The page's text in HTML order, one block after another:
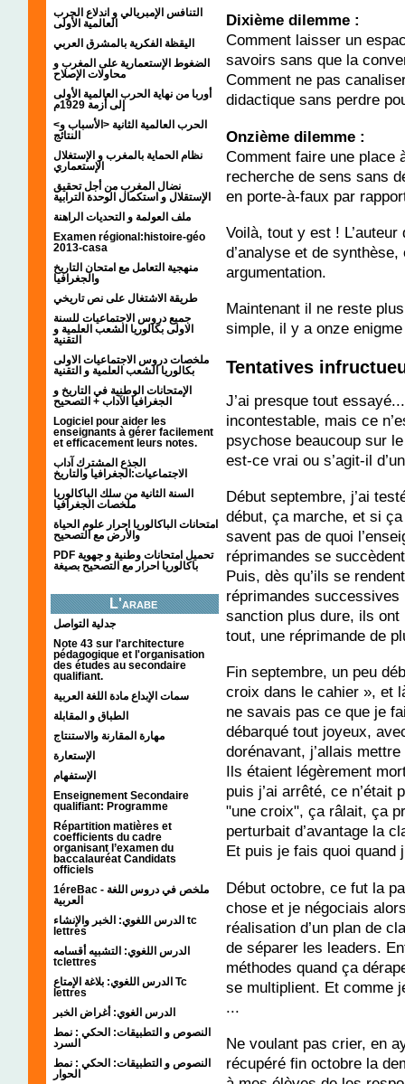
التنافس الإمبريالي و اندلاع الحرب
العالمية الأولى
اليقظة الفكرية بالمشرق العربي
الضغوط الإستعمارية على المغرب و
محاولات الإصلاح
أوربا من نهاية الحرب العالمية الأولى
إلى أزمة 1929م
<الحرب العالمية الثانية <الأسباب و
النتائج
نظام الحماية بالمغرب و الإستغلال
الإستعماري
نضال المغرب من أجل تحقيق
الإستقلال و استكمال الوحدة الترابية
ملف العولمة و التحديات الراهنة
Examen régional:histoire-géo
2013-casa
منهجية التعامل مع امتحان التاريخ
والجغرافيا
طريقة الاشتغال على نص تاريخي
جميع دروس الاجتماعيات للسنة
الاولى بكالوريا الشعب العلمية و
التقنية
ملخصات دروس الاجتماعيات الاولى
بكالوريا الشعب العلمية و التقنية
الإمتحانات الوطنية في التاريخ و
الجغرافيا الآداب + التصحيح
Logiciel pour aider les
enseignants à gérer facilement
et efficacement leurs notes.
الجذع المشترك آداب
الاجتماعيات:الجغرافيا والتاريخ
السنة الثانية من سلك الباكالوريا
ملخصات الجغرافيا
امتحانات الباكالوريا احرار علوم الحياة
والأرض مع التصحيح
PDF تحميل امتحانات وطنية و جهوية
باكالوريا احرار مع التصحيح بصيغة
L'arabe
جدلية التواصل
Note 43 sur l'architecture
pédagogique et l'organisation
des études au secondaire
qualifiant.
سمات الإبداع مادة اللغة العربية
الطباق و المقابلة
مهارة المقارنة والاستنتاج
الإستعارة
الإستفهام
Enseignement Secondaire
qualifiant: Programme
Répartition matières et
coefficients du cadre
organisant l’examen du
baccalauréat Candidats
officiels
1éreBac - ملخص في دروس اللغة
العربية
الدرس اللغوي: الخبر والإنشاء tc
lettres
الدرس اللغوي: التشبيه أقسامه
tclettres
الدرس اللغوي: بلاغة الإمتاع Tc
lettres
الدرس الغوي: أغراض الخبر
النصوص و التطبيقات: الحكي : نمط
السرد
النصوص و التطبيقات: الحكي : نمط
الحوار
Dixième dilemme :
Comment laisser un
savoirs sans que la
Comment ne pas
didactique sans perdre
Onzième dilemme :
Comment faire une place
recherche de sens sans
en porte-à-faux par
Voilà, tout y est !
d’analyse et de
argumentation.
Maintenant il ne reste
simple, il y a onze
Tentatives
J’ai presque tout
incontestable, mais ce
psychose beaucoup sur
est-ce vrai ou s’agit-il
Début septembre, j’ai
début, ça marche, et si
savent pas de quoi
réprimandes se
Puis, dès qu’ils se
réprimandes successives
sanction plus dure, ils
tout, une réprimande de
Fin septembre, un peu
croix dans le cahier », et
ne savais pas ce que je
débarqué tout joyeux,
dorénavant, j’allais
Ils étaient légèrement
puis j’ai arrêté, ce
"une croix", ça râlait, ça
perturbait d’avantage la
Et puis je fais quoi quand
Début octobre, ce fut la
chose et je négociais
réalisation d’un plan de
de séparer les leaders.
méthodes quand ça
se multiplient. Et comme
...
Ne voulant pas crier, en
récupéré fin octobre la